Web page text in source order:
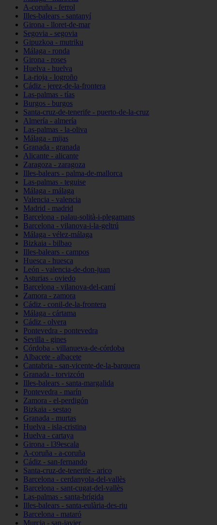
A-coruña - ferrol
Illes-balears - santanyí
Girona - lloret-de-mar
Segovia - segovia
Gipuzkoa - mutriku
Málaga - ronda
Girona - roses
Huelva - huelva
La-rioja - logroño
Cádiz - jerez-de-la-frontera
Las-palmas - tías
Burgos - burgos
Santa-cruz-de-tenerife - puerto-de-la-cruz
Almería - almería
Las-palmas - la-oliva
Málaga - mijas
Granada - granada
Alicante - alicante
Zaragoza - zaragoza
Illes-balears - palma-de-mallorca
Las-palmas - teguise
Málaga - málaga
Valencia - valencia
Madrid - madrid
Barcelona - palau-solità-i-plegamans
Barcelona - vilanova-i-la-geltrú
Málaga - vélez-málaga
Bizkaia - bilbao
Illes-balears - campos
Huesca - huesca
León - valencia-de-don-juan
Asturias - oviedo
Barcelona - vilanova-del-camí
Zamora - zamora
Cádiz - conil-de-la-frontera
Málaga - cártama
Cádiz - olvera
Pontevedra - pontevedra
Sevilla - gines
Córdoba - villanueva-de-córdoba
Albacete - albacete
Cantabria - san-vicente-de-la-barquera
Granada - torvizcón
Illes-balears - santa-margalida
Pontevedra - marín
Zamora - el-perdigón
Bizkaia - sestao
Granada - murtas
Huelva - isla-cristina
Huelva - cartaya
Girona - l39escala
A-coruña - a-coruña
Cádiz - san-fernando
Santa-cruz-de-tenerife - arico
Barcelona - cerdanyola-del-vallès
Barcelona - sant-cugat-del-vallès
Las-palmas - santa-brígida
Illes-balears - santa-eulària-des-riu
Barcelona - mataró
Murcia - san-javier